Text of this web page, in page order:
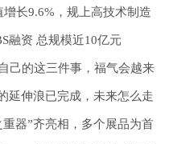
长9.6%，规上高技术制造
融资 总规模近10亿元
己的这三件事，福气会越来
延伸浪已完成，未来怎么走
器”齐亮相，多个展品为首